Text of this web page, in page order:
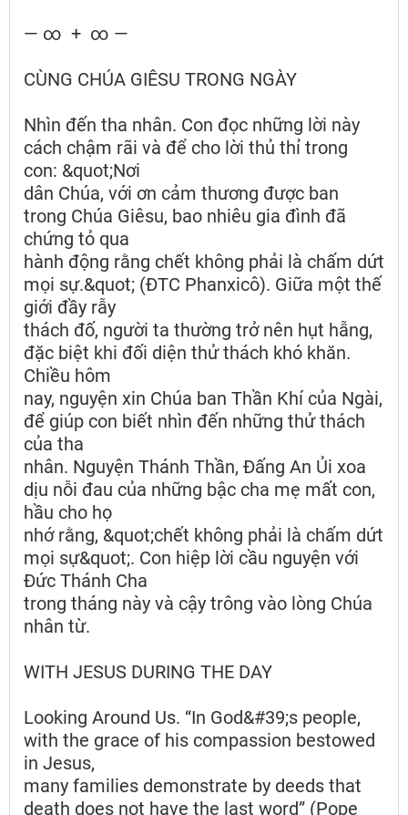
— ∞ + ∞ —
CÙNG CHÚA GIÊSU TRONG NGÀY
Nhìn đến tha nhân. Con đọc những lời này
cách chậm rãi và để cho lời thủ thỉ trong
con: &quot;Nơi
dân Chúa, với ơn cảm thương được ban
trong Chúa Giêsu, bao nhiêu gia đình đã
chứng tỏ qua
hành động rằng chết không phải là chấm dứt
mọi sự.&quot; (ĐTC Phanxicô). Giữa một thế
giới đầy rẫy
thách đố, người ta thường trở nên hụt hẫng,
đặc biệt khi đối diện thử thách khó khăn.
Chiều hôm
nay, nguyện xin Chúa ban Thần Khí của Ngài,
để giúp con biết nhìn đến những thử thách
của tha
nhân. Nguyện Thánh Thần, Đấng An Ủi xoa
dịu nỗi đau của những bậc cha mẹ mất con,
hầu cho họ
nhớ rằng, &quot;chết không phải là chấm dứt
mọi sự&quot;. Con hiệp lời cầu nguyện với
Đức Thánh Cha
trong tháng này và cậy trông vào lòng Chúa
nhân từ.
WITH JESUS DURING THE DAY
Looking Around Us. “In God&#39;s people,
with the grace of his compassion bestowed
in Jesus,
many families demonstrate by deeds that
death does not have the last word” (Pope